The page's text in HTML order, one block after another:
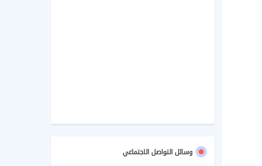
وسائل التواصل الاجتماعي